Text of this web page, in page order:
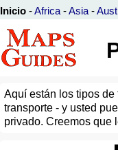
Inicio -Africa -Asia -
Aquí están los tipos
transporte - y usted
privado. Creemos que